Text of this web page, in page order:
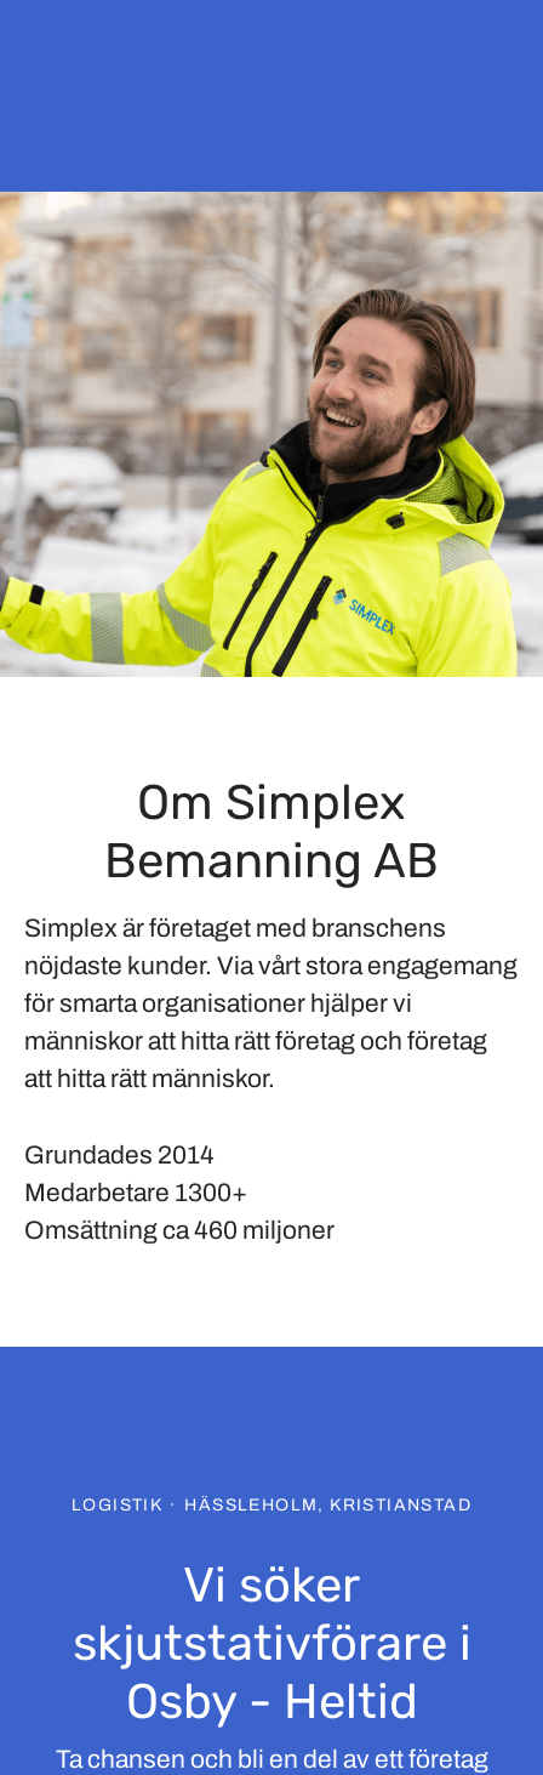
Om Simplex
Bemanning AB
Simplex är företaget med branschens
nöjdaste kunder. Via vårt stora engagemang
för smarta organisationer hjälper vi
människor att hitta rätt företag och företag
att hitta rätt människor.
Grundades 2014
Medarbetare 1300+
Omsättningca 460 miljoner
LOGISTIK · HÄSSLEHOLM, KRISTIANSTAD
Vi söker
skjutstativförare i
Osby - Heltid
Ta chansen och bli en del av ett företag